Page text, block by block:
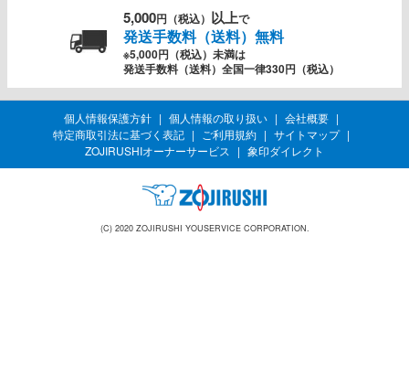
5,000円（税込） 以上で
発送手数料（送料）無料
※5,000円（税込）未満は
発送手数料（送料）全国一律330円（税込）
個人情報保護方針 個人情報の取り扱い
会社概要
特定商取引法に基づく表記
ご利用規約
サイトマップ
ZOJIRUSHIオーナーサービス
象印ダイレクト
(C) 2020 ZOJIRUSHI YOUSERVICE CORPORATION.